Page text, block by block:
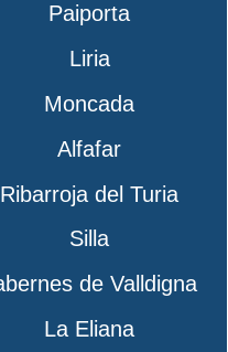
Paiporta
Liria
Moncada
Alfafar
Ribarroja del Turia
Silla
de Valldigna
La Eliana